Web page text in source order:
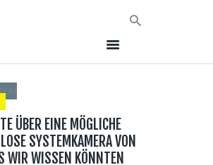
ÜBER EINE MÖGLICHE
SYSTEMKAMERA VON
WIR WISSEN KÖNNTEN